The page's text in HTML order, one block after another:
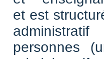
et est
personnes